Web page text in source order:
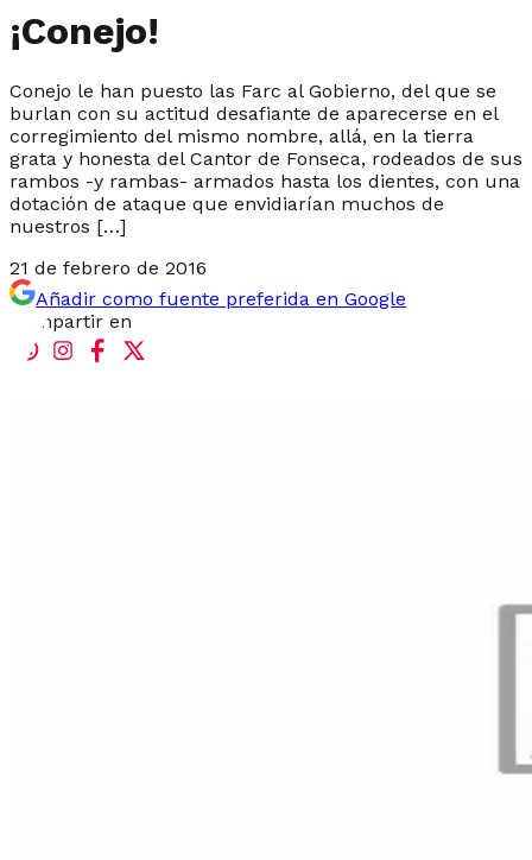
¡Conejo!
Conejo le han puesto las Farc al Gobierno, del que se
burlan con su actitud desafiante de aparecerse en el
corregimiento del mismo nombre, allá, en la tierra
grata y honesta del Cantor de Fonseca, rodeados de sus
rambos -y rambas- armados hasta los dientes, con una
dotación de ataque que envidiarían muchos de
nuestros […]
21 de febrero de 2016
Añadir como fuente preferida en Google
Compartir en